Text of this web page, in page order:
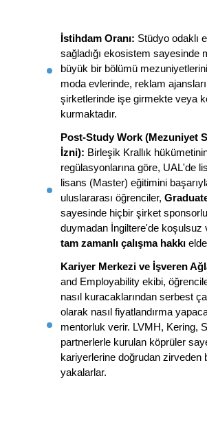
İstihdam Oranı: Stüdyo odaklı
sağladığı ekosistem sayesinde
büyük bir bölümü
moda evlerinde, reklam
şirketlerinde işe girmekte veya
kurmaktadır.
Post-Study Work (Mezuniyet
İzni): Birleşik Krallık
regülasyonlarına göre, UAL'de
lisans (Master) eğitimini
uluslararası öğrenciler,
sayesinde hiçbir şirket
duymadan İngiltere'de koşulsuz
tam zamanlı çalışma hakkı
Kariyer Merkezi ve İşveren
and Employability ekibi,
nasıl kuracaklarından serbest
olarak nasıl fiyatlandırma
mentorluk verir. LVMH, Kering,
partnerlerle kurulan köprüler
kariyerlerine doğrudan zirveden
yakalarlar.